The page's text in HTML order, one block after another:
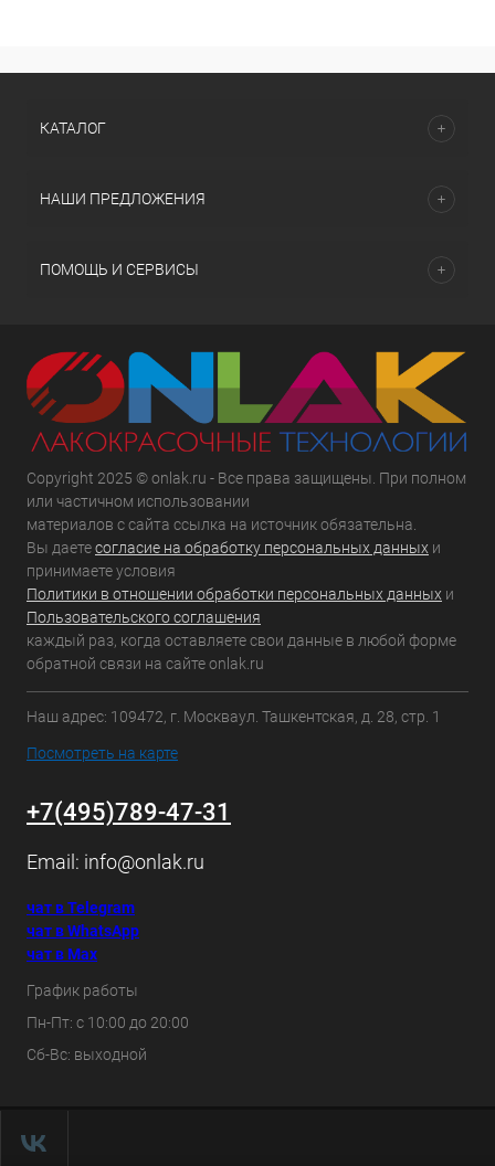
КАТАЛОГ
НАШИ ПРЕДЛОЖЕНИЯ
ПОМОЩЬ И СЕРВИСЫ
Copyright 2025 © onlak.ru - Все права защищены. При полном
или частичном использовании
материалов с сайта ссылка на источник обязательна.
Вы даетесогласие на обработку персональных данных и
принимаете условия
Политики в отношении обработки персональных данных и
Пользовательского соглашения
каждый раз, когда оставляете свои данные в любой форме
обратной связи на сайте onlak.ru
Наш адрес: 109472, г. Москваул. Ташкентская, д. 28, стр. 1
Посмотреть на карте
+7(495)789-47-31
Email: info@onlak.ru
чат в Telegram
чат в WhatsApp
чат в Max
График работы
Пн-Пт: с 10:00 до 20:00
Сб-Вс: выходной